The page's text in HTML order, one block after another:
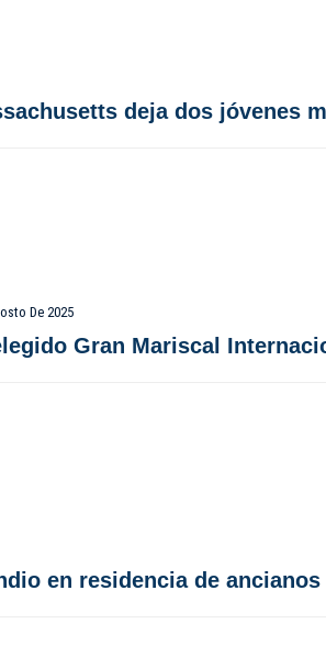
deja dos jóvenes
De 2025
Gran Mariscal
en residencia de